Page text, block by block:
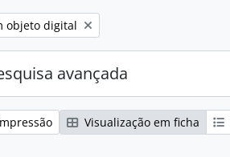
filtro:
objeto digital
avançada
Visualização em ficha